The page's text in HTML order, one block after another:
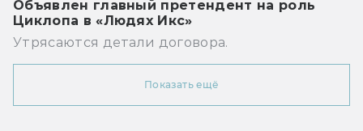
Объявлен главный претендент на роль
Циклопа в «Людях Икс»
Утрясаются детали договора.
Показать ещё